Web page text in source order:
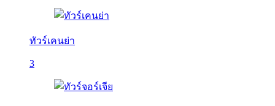
ทัวร์เคนย่า
3